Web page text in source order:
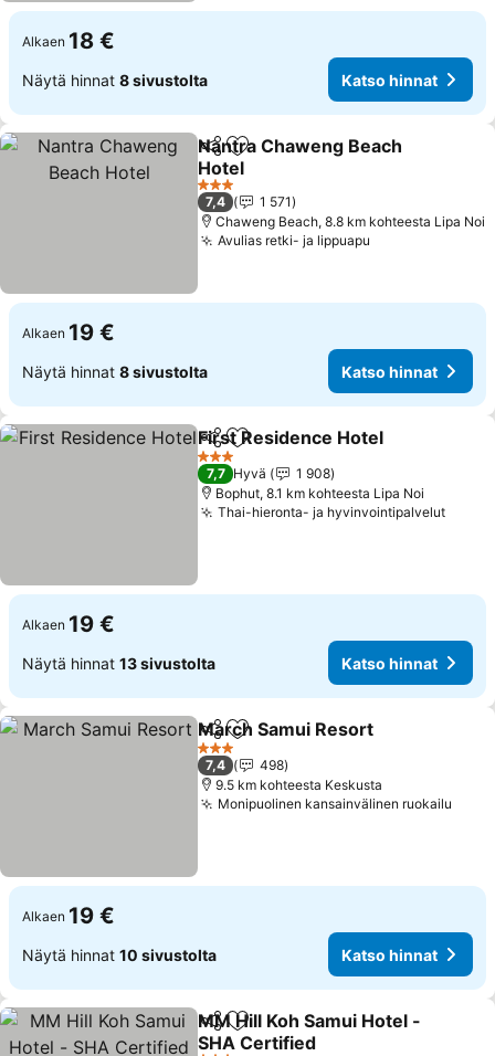
Alkaen 18 €
Näytä hinnat 8 sivustolta Katso hinnat
Jaa Lisää suosikkeihin
Nantra Chaweng Beach
Hotel
Katso hinnat
3 Tähtiluokitus
7,4
1 571
Chaweng Beach, 8.8 km kohteesta Lipa Noi
Avulias retki- ja lippuapu
Alkaen 19 €
Näytä hinnat 8 sivustolta Katso hinnat
Jaa Lisää suosikkeihin
First Residence Hotel
3 Tähtiluokitus
7,7 Hyvä
1 908
Bophut, 8.1 km kohteesta Lipa Noi
Thai-hieronta- ja hyvinvointipalvelut
Alkaen 19 €
Näytä hinnat 13 sivustolta Katso hinnat
Jaa Lisää suosikkeihin
March Samui Resort
3 Tähtiluokitus
7,4
498
9.5 km kohteesta Keskusta
Monipuolinen kansainvälinen ruokailu
Alkaen 19 €
Näytä hinnat 10 sivustolta Katso hinnat
Jaa Lisää suosikkeihin
MM Hill Koh Samui Hotel -
SHA Certified